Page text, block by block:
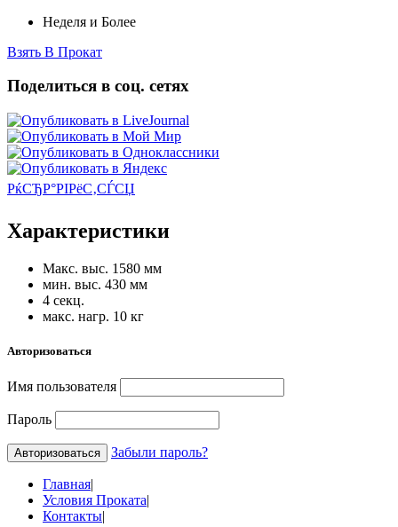
Неделя и Более
Взять В Прокат
Поделиться в соц. сетях
РќСЂР°РІРёС‚СЃСЏ
Характеристики
Макс. выс. 1580 мм
мин. выс. 430 мм
4 секц.
макс. нагр. 10 кг
Авторизоваться
Имя пользователя
Пароль
Забыли пароль?
Главная|
Условия Проката|
Контакты|